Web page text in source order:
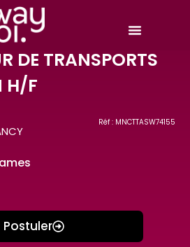
Réf : MNCTTASW74155
DE TRANSPORTS
H/F
Postuler